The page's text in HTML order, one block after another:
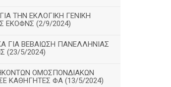
ΤΗΝ ΕΚΛΟΓΙΚΗ ΓΕΝΙΚΗ
ΕΚΟΦΝΣ (2/9/2024)
ΓΙΑ ΒΕΒΑΙΩΣΗ ΠΑΝΕΛΛΗΝΙΑΣ
(23/5/2024)
ΟΜΟΣΠΟΝΔΙΑΚΩΝ
ΚΑΘΗΓΗΤΕΣ ΦΑ (13/5/2024)